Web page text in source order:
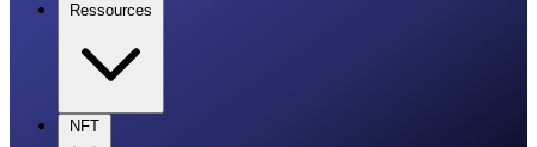
Ressources
NFT